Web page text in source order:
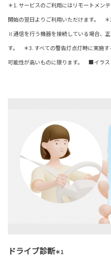
＊1. サービスのご利用にはリモートメン
開始の翌日よりご利用いただけます。
Ⅱ通信を行う機器を接続している場合、
す。 ＊3. すべての警告灯点灯時に実施
可能性が高いものに限ります。 ■イラス
ドライブ診断＊1